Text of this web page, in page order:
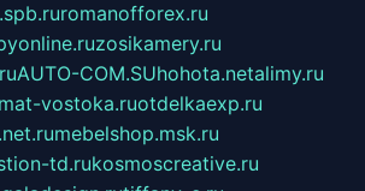
romanofforex.ru
zosikamery.ru
AUTO-COM.SUhohota.netalimy.ru
vostoka.ruotdelkaexp.ru
mebelshop.msk.ru
td.rukosmoscreative.ru